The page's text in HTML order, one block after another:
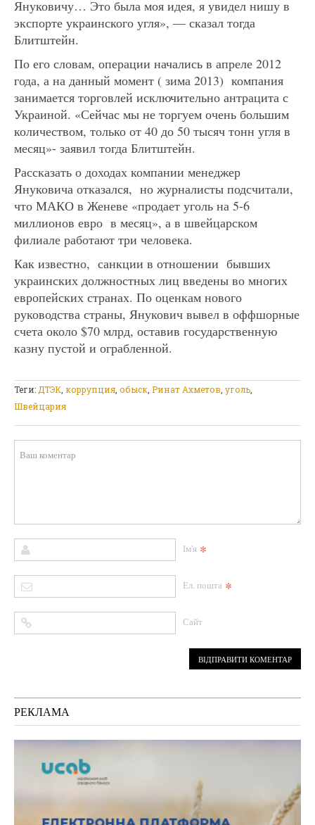
Януковичу… Это была моя идея, я увидел нишу в
экспорте украинского угля», — сказал тогда
Блитштейн.
По его словам, операции начались в апреле 2012
года, а на данный момент ( зима 2013) компания
занимается торговлей исключительно антрацита с
Украиной. «Сейчас мы не торгуем очень большим
количеством, только от 40 до 50 тысяч тонн угля в
месяц»- заявил тогда Блитштейн.
Рассказать о доходах компании менеджер
Януковича отказался, но журналисты подсчитали,
что МАКО в Женеве «продает уголь на 5-6
миллионов евро в месяц», а в швейцарском
филиале работают три человека.
Как известно, санкции в отношении бывших
украинских должностных лиц введены во многих
европейских странах. По оценкам нового
руководства страны, Янукович вывел в оффшорные
счета около $70 млрд, оставив государственную
казну пустой и ограбленной.
Теги: ДТЭК коррупция обыск Ринат Ахметов уголь
Швейцария
Ім'я *
Ел. пошта *
Сайт
РЕКЛАМА